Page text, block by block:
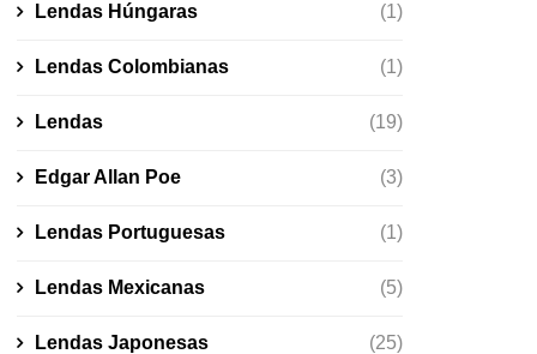
Lendas Húngaras (1)
Lendas Colombianas (1)
Lendas (19)
Edgar Allan Poe (3)
Lendas Portuguesas (1)
Lendas Mexicanas (5)
Lendas Japonesas (25)